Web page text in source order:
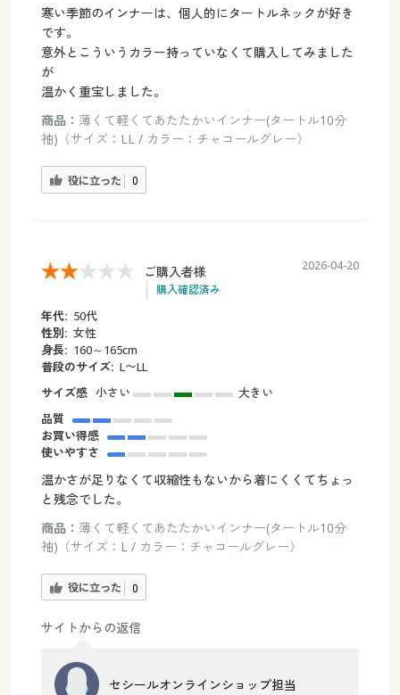
寒い季節のインナーは、個人的にタートルネックが好き
です。
意外とこういうカラー持っていなくて購入してみました
が
温かく重宝しました。
商品： 薄くて軽くてあたたかいインナー(タートル10分
袖)（サイズ：LL / カラー：チャコールグレー）
役に立った 0
ご購入者様
購入確認済み
2026-04-20
年代: 50代
性別: 女性
身長: 160～165cm
普段のサイズ: L〜LL
サイズ感 小さい
大きい
品質
お買い得感
使いやすさ
温かさが足りなくて収縮性もないから着にくくてちょっ
と残念でした。
商品： 薄くて軽くてあたたかいインナー(タートル10分
袖)（サイズ：L / カラー：チャコールグレー）
役に立った 0
サイトからの返信
セシールオンラインショップ担当